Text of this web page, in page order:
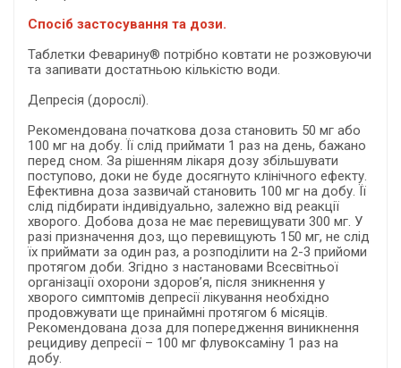
Спосіб застосування та дози.
Таблетки Феварину® потрібно ковтати не розжовуючи
та запивати достатньою кількістю води.
Депресія (дорослі).
Рекомендована початкова доза становить 50 мг або
100 мг на добу. Її слід приймати 1 раз на день, бажано
перед сном. За рішенням лікаря дозу збільшувати
поступово, доки не буде досягнуто клінічного ефекту.
Ефективна доза зазвичай становить 100 мг на добу. Її
слід підбирати індивідуально, залежно від реакції
хворого. Добова доза не має перевищувати 300 мг. У
разі призначення доз, що перевищують 150 мг, не слід
їх приймати за один раз, а розподілити на 2-3 прийоми
протягом доби. Згідно з настановами Всесвітньої
організації охорони здоров’я, після зникнення у
хворого симптомів депресії лікування необхідно
продовжувати ще принаймні протягом 6 місяців.
Рекомендована доза для попередження виникнення
рецидиву депресії – 100 мг флувоксаміну 1 раз на
добу.